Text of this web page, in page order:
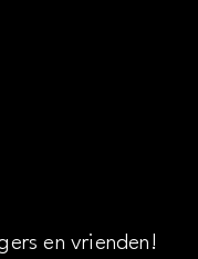
en vrienden!